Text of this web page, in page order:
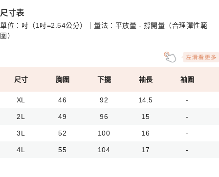
尺寸表
單位：吋（1吋=2.54公分）｜量法：平放量 - 撐開量（合理彈性範
圍）
尺寸 胸圍 下擺 袖長 袖圍
XL 46 92 14.5 -
2L 49 96 15 -
3L 52 100 16 -
4L 55 104 17 -